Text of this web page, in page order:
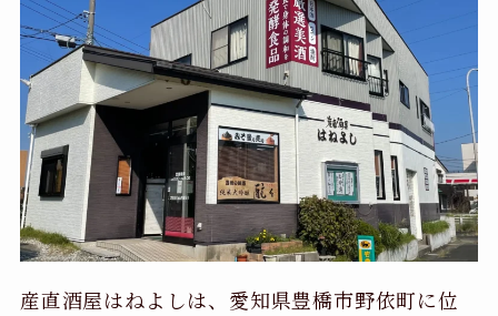
産直酒屋はねよしは、愛知県豊橋市野依町に位